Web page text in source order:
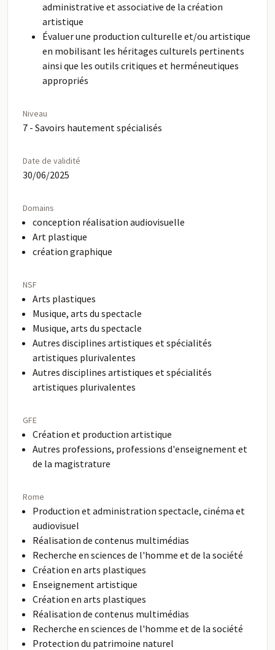
administrative et associative de la création
artistique
Évaluer une production culturelle et/ou artistique
en mobilisant les héritages culturels pertinents
ainsi que les outils critiques et herméneutiques
appropriés
Niveau
7 - Savoirs hautement spécialisés
Date de validité
30/06/2025
Domains
conception réalisation audiovisuelle
Art plastique
création graphique
NSF
Arts plastiques
Musique, arts du spectacle
Musique, arts du spectacle
Autres disciplines artistiques et spécialités
artistiques plurivalentes
Autres disciplines artistiques et spécialités
artistiques plurivalentes
GFE
Création et production artistique
Autres professions, professions d'enseignement et
de la magistrature
Rome
Production et administration spectacle, cinéma et
audiovisuel
Réalisation de contenus multimédias
Recherche en sciences de l'homme et de la société
Création en arts plastiques
Enseignement artistique
Création en arts plastiques
Réalisation de contenus multimédias
Recherche en sciences de l'homme et de la société
Protection du patrimoine naturel